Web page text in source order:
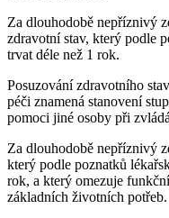
Za dlouhodobě nepříznivý
zdravotní stav, který podle
trvat déle než 1 rok.
Posuzování zdravotního
péči znamená stanovení
pomoci jiné osoby při
Za dlouhodobě nepříznivý
který podle poznatků
rok, a který omezuje
základních životních potřeb.